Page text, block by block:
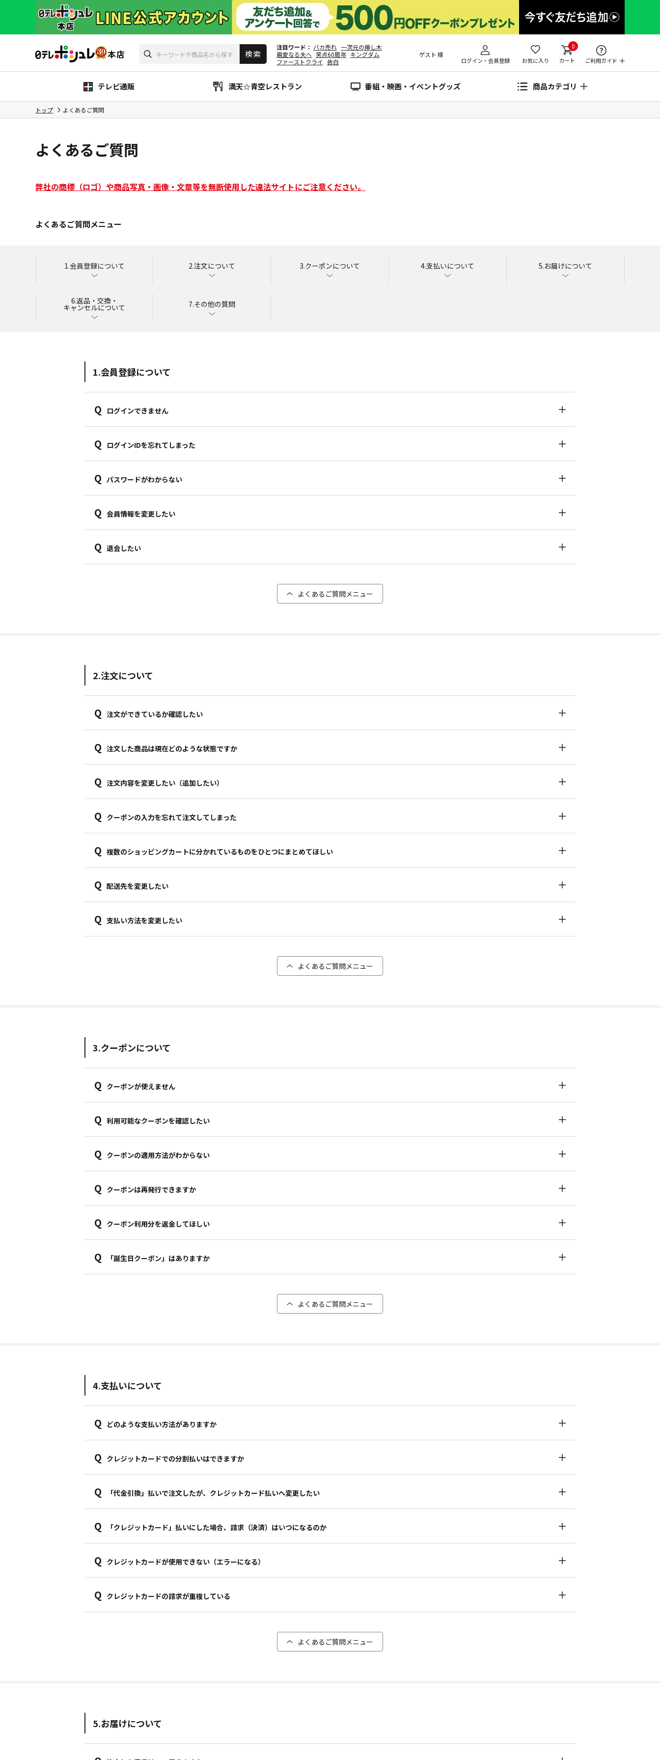
注目ワード バカ売れ 一次元の挿し木
親愛なる夫へ 笑点60周年 キングダム
ファーストクライ
告白
ゲスト 様
ログイン・会員登録 お気に入り
0
カート ご利用ガイド
テレビ通販 満天☆青空レストラン 番組・映画・イベントグッズ 商品カテゴリ
トップ よくあるご質問
よくあるご質問
弊社の商標（ロゴ）や商品写真・画像・文章等を無断使用した違法サイトにご注意ください。
よくあるご質問メニュー
1.会員登録について 2.注文について 3.クーポンについて 4.支払いについて 5.お届けについて
6.返品・交換・
キャンセルについて 7.その他の質問
1.会員登録について
Q ログインできません
Q ログインIDを忘れてしまった
Q パスワードがわからない
Q 会員情報を変更したい
Q 退会したい
よくあるご質問メニュー
2.注文について
Q 注文ができているか確認したい
Q 注文した商品は現在どのような状態ですか
Q 注文内容を変更したい（追加したい）
Q クーポンの入力を忘れて注文してしまった
Q 複数のショッピングカートに分かれているものをひとつにまとめてほしい
Q 配送先を変更したい
Q 支払い方法を変更したい
よくあるご質問メニュー
3.クーポンについて
Q クーポンが使えません
Q 利用可能なクーポンを確認したい
Q クーポンの適用方法がわからない
Q クーポンは再発行できますか
Q クーポン利用分を返金してほしい
Q 「誕生日クーポン」はありますか
よくあるご質問メニュー
4.支払いについて
Q どのような支払い方法がありますか
Q クレジットカードでの分割払いはできますか
Q 「代金引換」払いで注文したが、クレジットカード払いへ変更したい
Q 「クレジットカード」払いにした場合、請求（決済）はいつになるのか
Q クレジットカードが使用できない（エラーになる）
Q クレジットカードの請求が重複している
よくあるご質問メニュー
5.お届けについて